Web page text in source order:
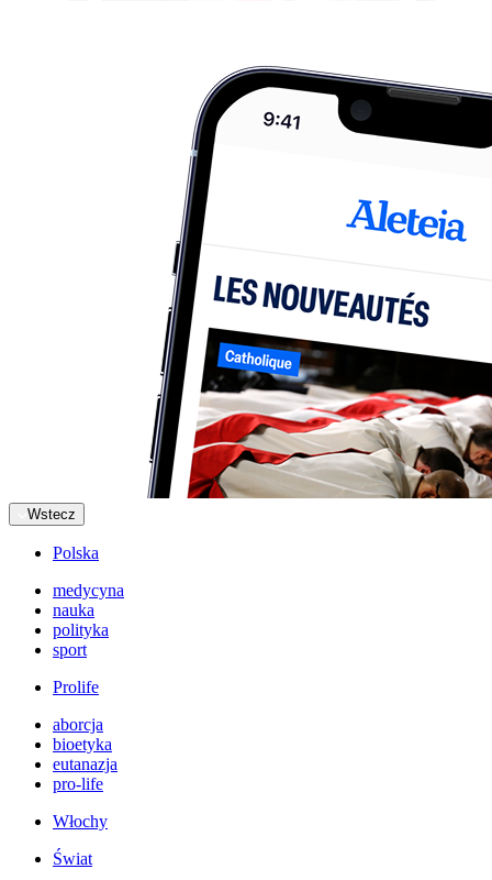
Wstecz
Polska
medycyna
nauka
polityka
sport
Prolife
aborcja
bioetyka
eutanazja
pro-life
Włochy
Świat